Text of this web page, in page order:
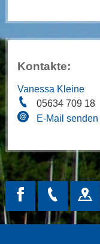
Kontakte:
Vanessa Kleine
05634 709 18
E-Mail senden